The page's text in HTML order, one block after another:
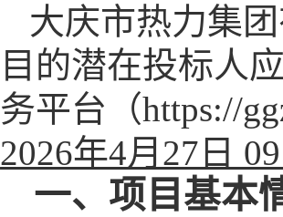
大庆市热力集
目的潜在投标人
务平台（https://
2026年4月27日
一、项目基本